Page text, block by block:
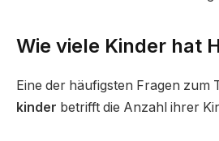
Wie viele Kinder hat
Eine der häufigsten Fragen zum
kinder betrifft die Anzahl ihrer